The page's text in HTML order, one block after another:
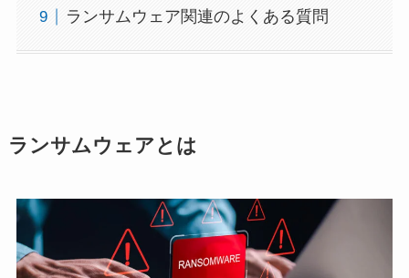
ランサムウェア関連のよくある質問
ランサムウェアとは